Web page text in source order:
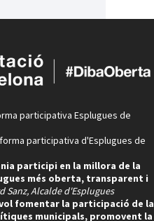
participativa Esplugues de
participativa d'Esplugues de
participi en la millora de la
més oberta, transparent i
Sanz, Alcalde d'Esplugues
fomentar la participació de la
municipals, promovent la